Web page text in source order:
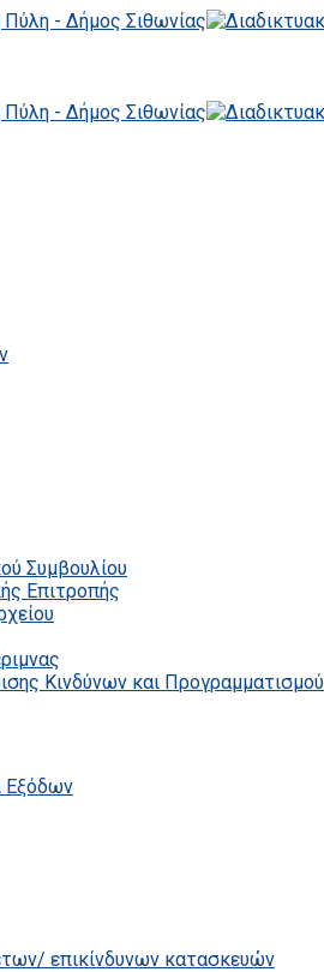
Συμβουλίου
Επιτροπής
Κινδύνων και Προγραμματισμού
Εξόδων
επικίνδυνων κατασκευών